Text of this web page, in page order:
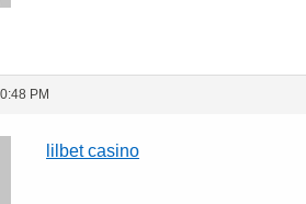
PM
lilbet casino